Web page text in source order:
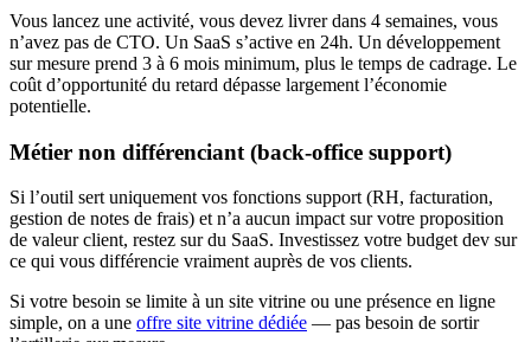
Vous lancez une activité, vous devez livrer dans 4 semaines, vous
n’avez pas de CTO. Un SaaS s’active en 24h. Un développement
sur mesure prend 3 à 6 mois minimum, plus le temps de cadrage. Le
coût d’opportunité du retard dépasse largement l’économie
potentielle.
Métier non différenciant (back-office support)
Si l’outil sert uniquement vos fonctions support (RH, facturation,
gestion de notes de frais) et n’a aucun impact sur votre proposition
de valeur client, restez sur du SaaS. Investissez votre budget dev sur
ce qui vous différencie vraiment auprès de vos clients.
Si votre besoin se limite à un site vitrine ou une présence en ligne
simple, on a une offre site vitrine dédiée — pas besoin de sortir